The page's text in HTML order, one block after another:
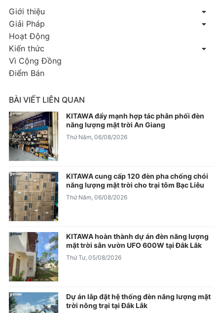
Giới thiệu
Giải Pháp
Hoạt Động
Kiến thức
Vì Cộng Đồng
Điểm Bán
BÀI VIẾT LIÊN QUAN
KITAWA đẩy mạnh hợp tác phân phối đèn
năng lượng mặt trời An Giang
Thứ Năm, 06/08/2026
KITAWA cung cấp 120 đèn pha chống chói
năng lượng mặt trời cho trại tôm Bạc Liêu
Thứ Năm, 06/08/2026
KITAWA hoàn thành dự án đèn năng lượng
mặt trời sân vườn UFO 600W tại Đắk Lắk
Thứ Tư, 05/08/2026
Dự án lắp đặt hệ thống đèn năng lượng mặt
trời nông trại tại Đắk Lắk